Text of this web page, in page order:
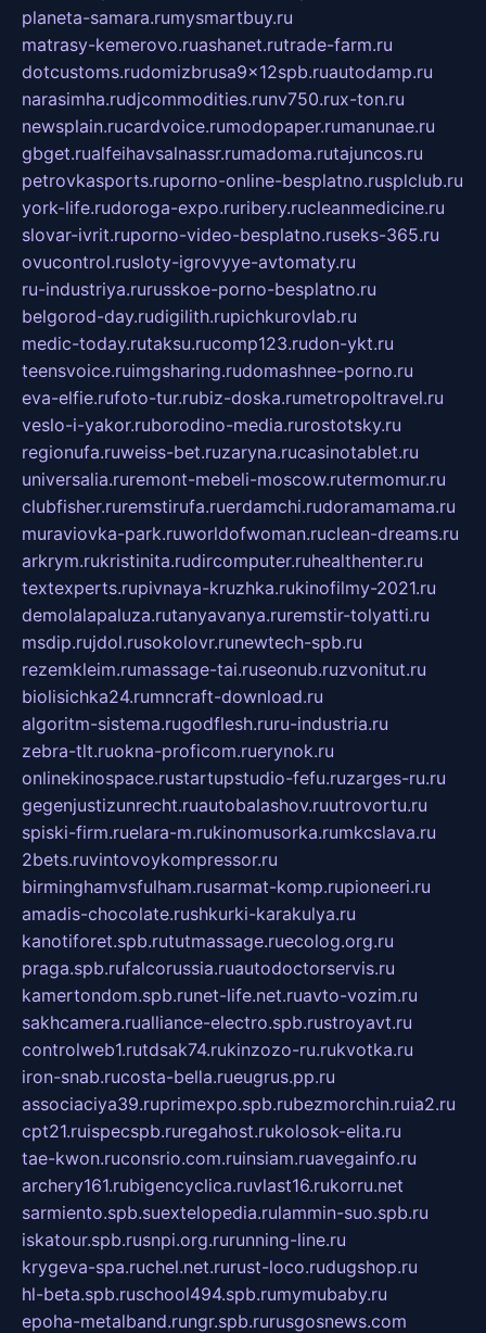
planeta-samara.rumysmartbuy.ru
matrasy-kemerovo.ruashanet.rutrade-farm.ru
dotcustoms.rudomizbrusa9x12spb.ruautodamp.ru
narasimha.rudjcommodities.runv750.rux-ton.ru
newsplain.rucardvoice.rumodopaper.rumanunae.ru
gbget.rualfeihavsalnassr.rumadoma.rutajuncos.ru
petrovkasports.ruporno-online-besplatno.rusplclub.ru
york-life.rudoroga-expo.ruribery.rucleanmedicine.ru
slovar-ivrit.ruporno-video-besplatno.ruseks-365.ru
ovucontrol.rusloty-igrovyye-avtomaty.ru
ru-industriya.rurusskoe-porno-besplatno.ru
belgorod-day.rudigilith.rupichkurovlab.ru
medic-today.rutaksu.rucomp123.rudon-ykt.ru
teensvoice.ruimgsharing.rudomashnee-porno.ru
eva-elfie.rufoto-tur.rubiz-doska.rumetropoltravel.ru
veslo-i-yakor.ruborodino-media.rurostotsky.ru
regionufa.ruweiss-bet.ruzaryna.rucasinotablet.ru
universalia.ruremont-mebeli-moscow.rutermomur.ru
clubfisher.ruremstirufa.ruerdamchi.rudoramamama.ru
muraviovka-park.ruworldofwoman.ruclean-dreams.ru
arkrym.rukristinita.rudircomputer.ruhealthenter.ru
textexperts.rupivnaya-kruzhka.rukinofilmy-2021.ru
demolalapaluza.rutanyavanya.ruremstir-tolyatti.ru
msdip.rujdol.rusokolovr.runewtech-spb.ru
rezemkleim.rumassage-tai.ruseonub.ruzvonitut.ru
biolisichka24.rumncraft-download.ru
algoritm-sistema.rugodflesh.ruru-industria.ru
zebra-tlt.ruokna-proficom.ruerynok.ru
onlinekinospace.rustartupstudio-fefu.ruzarges-ru.ru
gegenjustizunrecht.ruautobalashov.ruutrovortu.ru
spiski-firm.ruelara-m.rukinomusorka.rumkcslava.ru
2bets.ruvintovoykompressor.ru
birminghamvsfulham.rusarmat-komp.rupioneeri.ru
amadis-chocolate.rushkurki-karakulya.ru
kanotiforet.spb.rututmassage.ruecolog.org.ru
praga.spb.rufalcorussia.ruautodoctorservis.ru
kamertondom.spb.runet-life.net.ruavto-vozim.ru
sakhcamera.rualliance-electro.spb.rustroyavt.ru
controlweb1.rutdsak74.rukinzozo-ru.rukvotka.ru
iron-snab.rucosta-bella.rueugrus.pp.ru
associaciya39.ruprimexpo.spb.rubezmorchin.ruia2.ru
cpt21.ruispecspb.ruregahost.rukolosok-elita.ru
tae-kwon.ruconsrio.com.ruinsiam.ruavegainfo.ru
archery161.rubigencyclica.ruvlast16.rukorru.net
sarmiento.spb.suextelopedia.rulammin-suo.spb.ru
iskatour.spb.rusnpi.org.rurunning-line.ru
krygeva-spa.ruchel.net.rurust-loco.rudugshop.ru
hl-beta.spb.ruschool494.spb.rumymubaby.ru
epoha-metalband.rungr.spb.rurusgosnews.com